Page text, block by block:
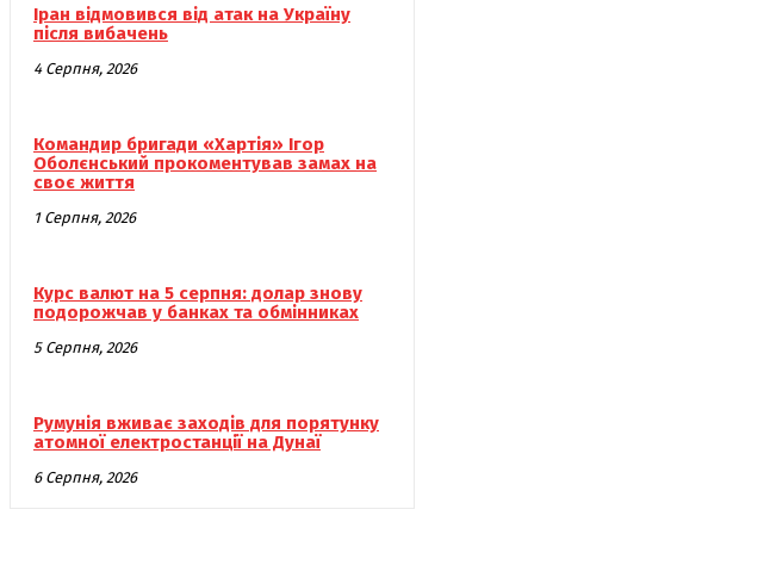
Іран відмовився від атак на Україну
після вибачень
4 Серпня, 2026
Командир бригади «Хартія» Ігор
Оболєнський прокоментував замах на
своє життя
1 Серпня, 2026
Курс валют на 5 серпня: долар знову
подорожчав у банках та обмінниках
5 Серпня, 2026
Румунія вживає заходів для порятунку
атомної електростанції на Дунаї
6 Серпня, 2026